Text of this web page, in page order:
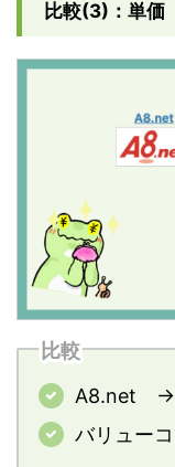
比較(3)：単価
比較
A8.net
バリュ